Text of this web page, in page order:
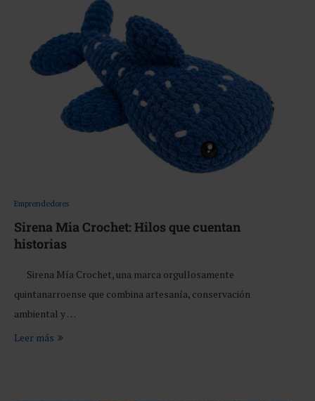
Emprendedores
Sirena Mia Crochet: Hilos que cuentan
historias
Sirena Mía Crochet, una marca orgullosamente
quintanarroense que combina artesanía, conservación
ambiental y …
Leer más